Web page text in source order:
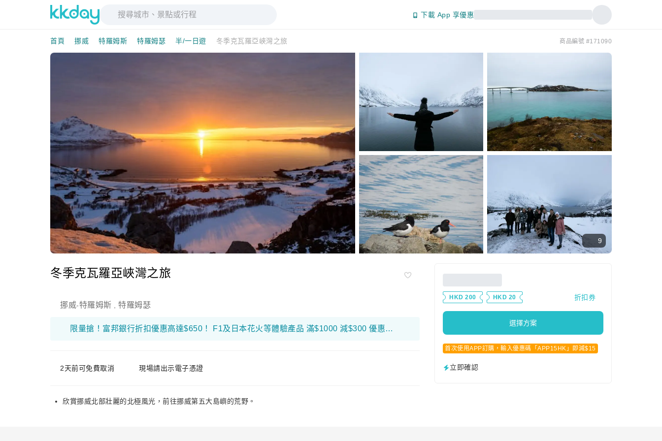
下載 App 享優惠
首頁 挪威 特羅姆斯 特羅姆瑟 半/一日遊 冬季克瓦羅亞峽灣之旅 商品編號 #171090
9
冬季克瓦羅亞峽灣之旅
挪威-特羅姆斯 特羅姆瑟
限量搶！富邦銀行折扣優惠高達$650！ F1及日本花火等體驗產品 滿$1000 減$300 優惠碼： 26FB300 環球海外旅遊產品 滿$800 減$200 優惠碼： 26FB200 香港及大灣區旅遊產品 滿$500 減$100 優惠碼： 26FB100
2天前可免費取消 現場請出示電子憑證
欣賞挪威北部壯麗的北極風光，前往挪威第五大島嶼的荒野。
HKD 200 HKD 20 折扣券
選擇方案
首次使用APP訂購，輸入優惠碼「APP15HK」即減$15
立即確認